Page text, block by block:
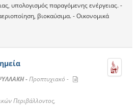
υπολογισμός παραγόμενης ενέργειας. -
βιοκαύσιμα. - Οικονομικά
-Προπτυχιακό -
Περιβάλλοντος,